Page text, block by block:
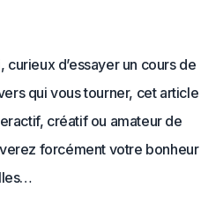
d’essayer un cours de
qui vous tourner, cet article
créatif ou amateur de
forcément votre bonheur